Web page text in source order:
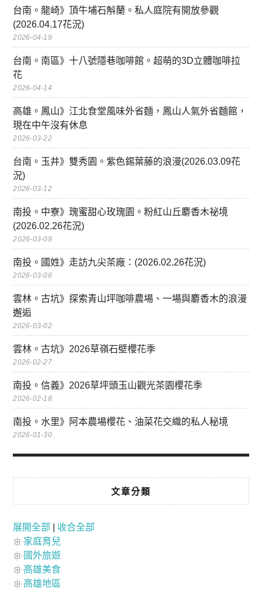
台南。龍崎》頂牛埔石斛蘭。私人庭院有開放參觀
(2026.04.17花況)
2026-04-19
台南。南區》十八號隱巷咖啡館。超萌的3D立體咖啡拉
花
2026-04-14
高雄。鳳山》江北食堂風味外省麵，鳳山人氣外省麵館，
現在中午沒有休息
2026-03-22
台南。玉井》雙秀園。紫色錫葉藤的浪漫(2026.03.09花
況)
2026-03-12
南投。中寮》瑰蜜甜心玫瑰園。粉紅山丘麝香木祕境
(2026.02.26花況)
2026-03-09
南投。國姓》走訪九尖茶廠：(2026.02.26花況)
2026-03-06
雲林。古坑》探索青山坪咖啡農場、一場與麝香木的浪漫
邂逅
2026-03-02
雲林。古坑》2026草嶺石壁櫻花季
2026-02-27
南投。信義》2026草坪頭玉山觀光茶園櫻花季
2026-02-18
南投。水里》阿本農場櫻花、油菜花交織的私人秘境
2026-01-30
文章分類
展開全部
收合全部
家庭育兒
國外旅遊
高雄美食
高雄地區